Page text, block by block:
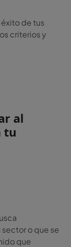
de tus
criterios y
al
tu
o que se
que